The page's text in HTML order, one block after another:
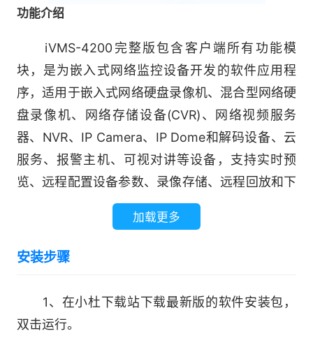
功能介绍
iVMS-4200完整版包含客户端所有功能模
块，是为嵌入式网络监控设备开发的软件应用程
序，适用于嵌入式网络硬盘录像机、混合型网络硬
盘录像机、网络存储设备(CVR)、网络视频服务
器、NVR、IP Camera、IP Dome和解码设备、云
服务、报警主机、可视对讲等设备，支持实时预
览、远程配置设备参数、录像存储、远程回放和下
载、报警信息接收和联动、电视墙解码控制、电子
地图、日志查询等多种功能。
(1)客户端：管理设备和其他模块的核心模块，包括
加载更多
安装步骤
1、在小杜下载站下载最新版的软件安装包，
双击运行。